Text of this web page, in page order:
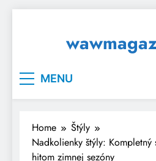
MENU
Home
Štýly
Nadkolienky štýly:
hitom zimnej sezóny